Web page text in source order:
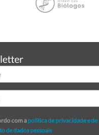
com apolítica de privacidade e de
de dados pessoais